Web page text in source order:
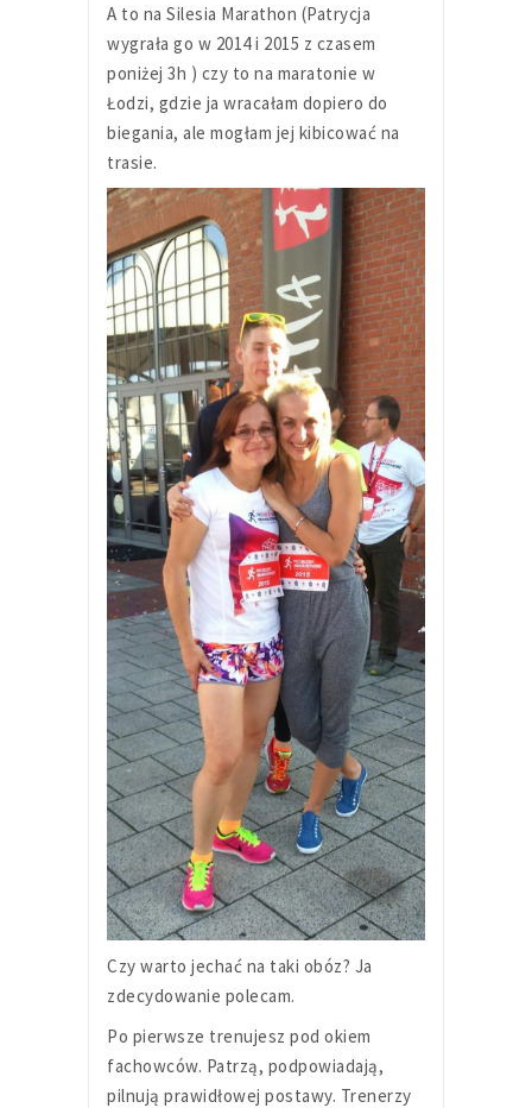
A to na Silesia Marathon (Patrycja
wygrała go w 2014 i 2015 z czasem
poniżej 3h ) czy to na maratonie w
Łodzi, gdzie ja wracałam dopiero do
biegania, ale mogłam jej kibicować na
trasie.
Czy warto jechać na taki obóz? Ja
zdecydowanie polecam.
Po pierwsze trenujesz pod okiem
fachowców. Patrzą, podpowiadają,
pilnują prawidłowej postawy. Trenerzy